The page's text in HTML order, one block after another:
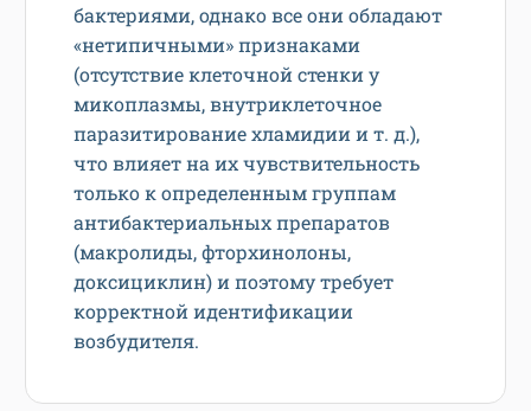
бактериями, однако все они обладают
«нетипичными» признаками
(отсутствие клеточной стенки у
микоплазмы, внутриклеточное
паразитирование хламидии и т. д.),
что влияет на их чувствительность
только к определенным группам
антибактериальных препаратов
(макролиды, фторхинолоны,
доксициклин) и поэтому требует
корректной идентификации
возбудителя.